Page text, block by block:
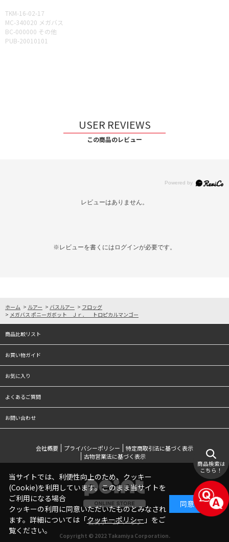
TKM-16-02-17
MC-340020 メガバス
BC-000000 その他
PUB-20010101
USER REVIEWS
この商品のレビュー
レビューはありません。
※レビューを書くには ログインが必要です。
ホーム > ルアー > バスルアー > フロッグ
> メガバス ポニーガボット Ｊｒ． トロピカルマンゴー
商品比較リスト
お買い物ガイド
お気に入り
よくあるご質問
お問い合わせ
会社概要 プライバシーポリシー
特定商取引法に基づく表示
古物営業法に基づく表示
公式ホームページ
Copyright © 2022 Takamiya Corporation.
商品検索は
こちら！
当サイトでは、利便性向上のため、クッキー
(Cookie)を利用しています。このまま当サイトを
ご利用になる場合
クッキーの利用に同意いただいたものとみなされ
ます。詳細については「クッキーポリシー 」をご
覧ください。
同意する